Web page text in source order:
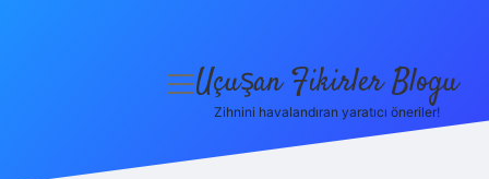
menüyü
Uçuşan Fikirler Blogu
Zihnini havalandıran yaratıcı öneriler!